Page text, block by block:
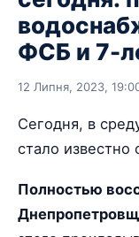
ФСБ и 7-
12 Липня, 2023,
Сегодня, в
стало известно
Полностью